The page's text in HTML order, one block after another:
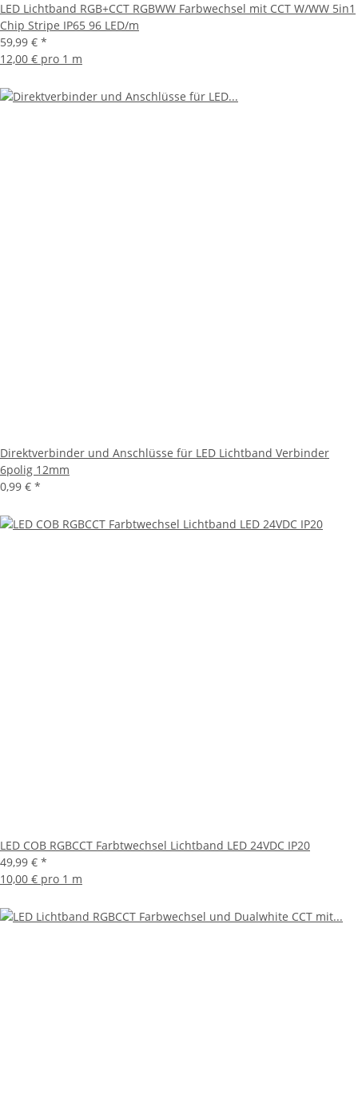
LED Lichtband RGB+CCT RGBWW Farbwechsel mit CCT W/WW 5in1
Chip Stripe IP65 96 LED/m
59,99 € *
12,00 € pro 1 m
Direktverbinder und Anschlüsse für LED Lichtband Verbinder
6polig 12mm
0,99 € *
LED COB RGBCCT Farbtwechsel Lichtband LED 24VDC IP20
49,99 € *
10,00 € pro 1 m